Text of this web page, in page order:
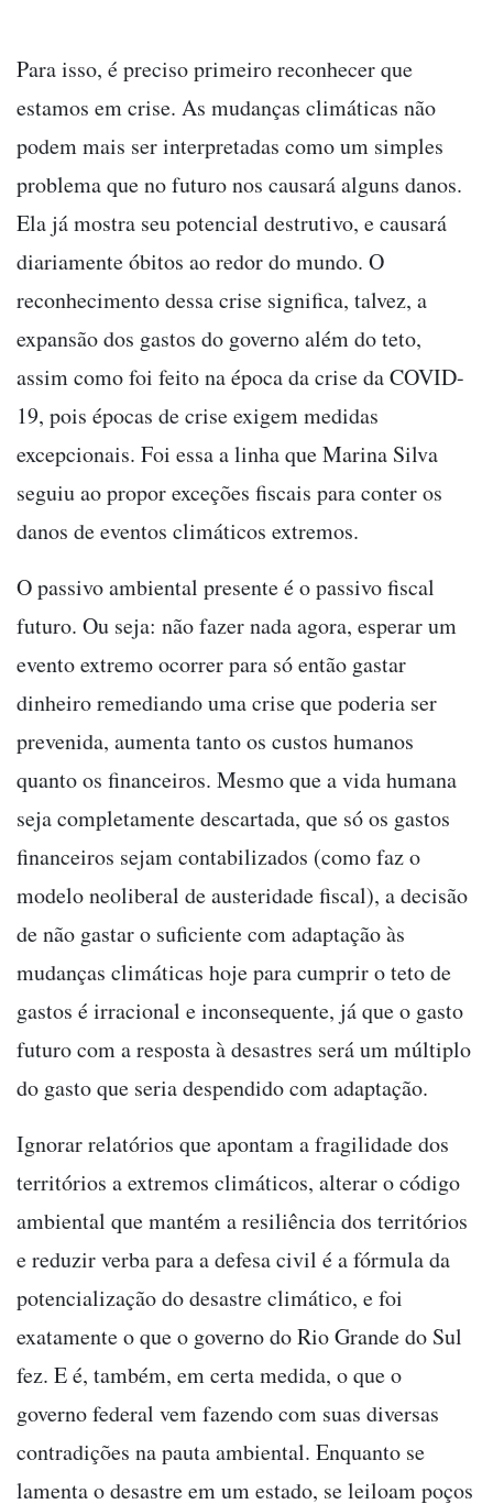
Para isso, é preciso primeiro reconhecer que
estamos em crise. As mudanças climáticas não
podem mais ser interpretadas como um simples
problema que no futuro nos causará alguns danos.
Ela já mostra seu potencial destrutivo, e causará
diariamente óbitos ao redor do mundo. O
reconhecimento dessa crise significa, talvez, a
expansão dos gastos do governo além do teto,
assim como foi feito na época da crise da COVID-
19, pois épocas de crise exigem medidas
excepcionais. Foi essa a linha que Marina Silva
seguiu ao propor exceções fiscais para conter os
danos de eventos climáticos extremos.
O passivo ambiental presente é o passivo fiscal
futuro. Ou seja: não fazer nada agora, esperar um
evento extremo ocorrer para só então gastar
dinheiro remediando uma crise que poderia ser
prevenida, aumenta tanto os custos humanos
quanto os financeiros. Mesmo que a vida humana
seja completamente descartada, que só os gastos
financeiros sejam contabilizados (como faz o
modelo neoliberal de austeridade fiscal), a decisão
de não gastar o suficiente com adaptação às
mudanças climáticas hoje para cumprir o teto de
gastos é irracional e inconsequente, já que o gasto
futuro com a resposta à desastres será um múltiplo
do gasto que seria despendido com adaptação.
Ignorar relatórios que apontam a fragilidade dos
territórios a extremos climáticos, alterar o código
ambiental que mantém a resiliência dos territórios
e reduzir verba para a defesa civil é a fórmula da
potencialização do desastre climático, e foi
exatamente o que o governo do Rio Grande do Sul
fez. E é, também, em certa medida, o que o
governo federal vem fazendo com suas diversas
contradições na pauta ambiental. Enquanto se
lamenta o desastre em um estado, se leiloam poços